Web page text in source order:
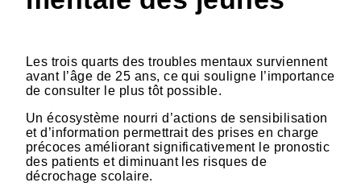
Les trois quarts des troubles mentaux surviennent
avant l’âge de 25 ans, ce qui souligne l’importance
de consulter le plus tôt possible.
Un écosystème nourri d’actions de sensibilisation
et d’information permettrait des prises en charge
précoces améliorant significativement le pronostic
des patients et diminuant les risques de
décrochage scolaire.